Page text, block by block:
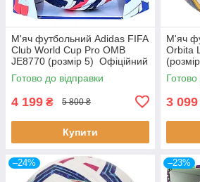
М'яч футбольний Adidas FIFA
Club World Cup Pro OMB
JE8770 (розмір 5) Офіційний
м'яч Чемпіонату світу в США
Готово до відправки
4 199 ₴ 5 800 ₴
Купити
М'яч
Orbita
Готово
3 099
–24% –23%